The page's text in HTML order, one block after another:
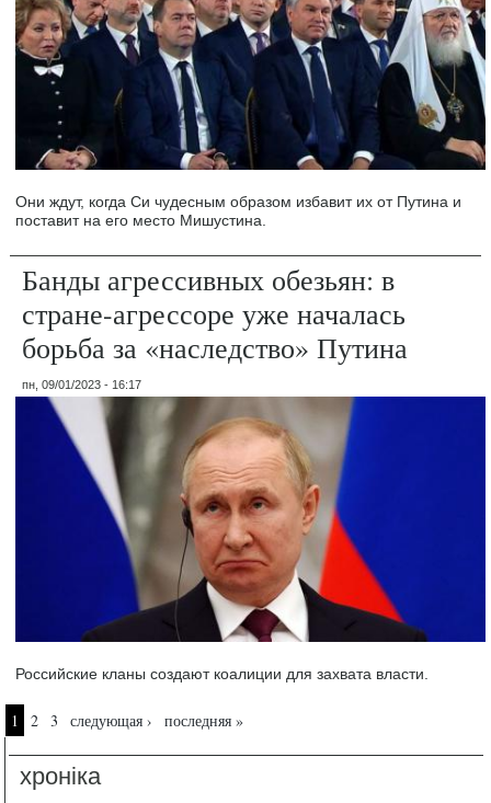
Они ждут, когда Си чудесным образом избавит их от Путина и
поставит на его место Мишустина.
Банды агрессивных обезьян: в
стране-агрессоре уже началась
борьба за «наследство» Путина
пн, 09/01/2023 - 16:17
Российские кланы создают коалиции для захвата власти.
Страницы
1 2 3 следующая › последняя »
хроніка